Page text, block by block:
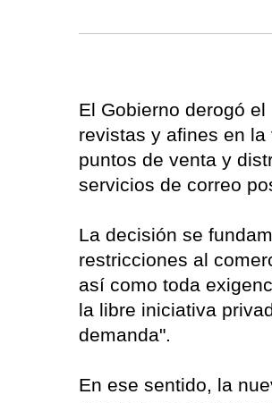
El Gobierno derogó
revistas y afines en
puntos de venta y
servicios de correo
La decisión se
restricciones al
así como toda
la libre iniciativa
demanda".
En ese sentido, la